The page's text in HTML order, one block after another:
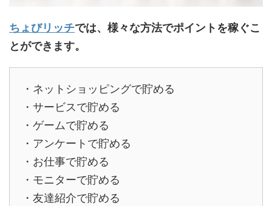
ちょびリッチでは、様々な方法でポイントを稼ぐこ
とができます。
・ネットショッピングで貯める
・サービスで貯める
・ゲームで貯める
・アンケートで貯める
・お仕事で貯める
・モニターで貯める
・友達紹介で貯める